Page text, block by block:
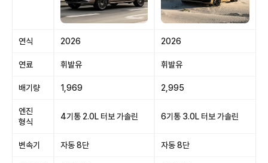
연식 2026 2026
연료 휘발유 휘발유
배기량 1,969 2,995
엔진
형식
4기통 2.0L 터보 가솔린 6기통 3.0L 터보 가솔린
변속기 자동 8단 자동 8단